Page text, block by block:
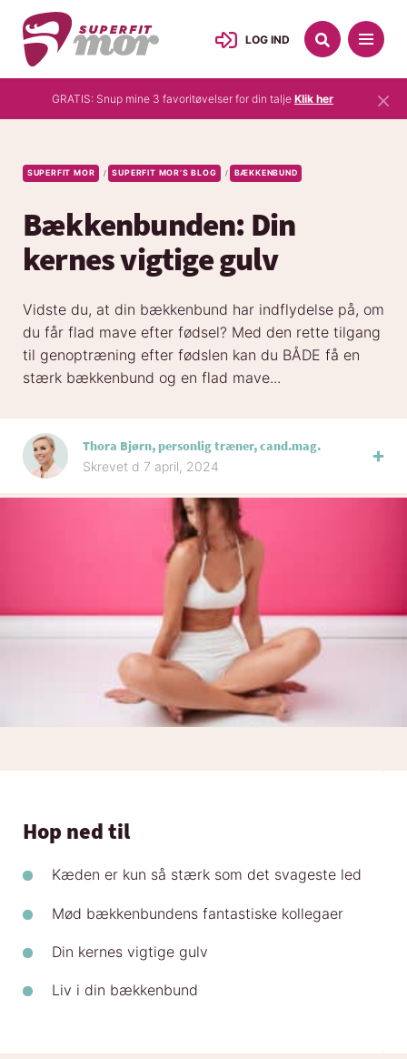
LOG IND
GRATIS: Snup mine 3 favoritøvelser for din talje Klik her ×
SUPERFIT MOR / SUPERFIT MOR’S BLOG / BÆKKENBUND
Bækkenbunden: Din
kernes vigtige gulv
Vidste du, at din bækkenbund har indflydelse på, om
du får flad mave efter fødsel? Med den rette tilgang
til genoptræning efter fødslen kan du BÅDE få en
stærk bækkenbund og en flad mave...
Thora Bjørn, personlig træner, cand.mag.
Skrevet d 7 april, 2024
Hop ned til
Kæden er kun så stærk som det svageste led
Mød bækkenbundens fantastiske kollegaer
Din kernes vigtige gulv
Liv i din bækkenbund